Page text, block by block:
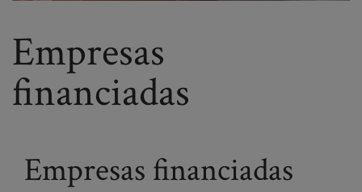
Empresas
financiadas
Empresas financiadas